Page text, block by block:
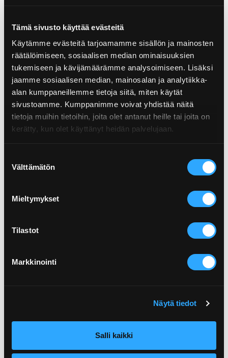
Tämä sivusto käyttää evästeitä
Käytämme evästeitä tarjoamamme sisällön ja mainosten
räätälöimiseen, sosiaalisen median ominaisuuksien
tukemiseen ja kävijämäärämme analysoimiseen. Lisäksi
jaamme sosiaalisen median, mainosalan ja analytiikka-
alan kumppaneillemme tietoja siitä, miten käytät
sivustoamme. Kumppanimme voivat yhdistää näitä
tietoja muihin tietoihin, joita olet antanut heille tai joita on
kerätty, kun olet käyttänyt heidän palvelujaan.
valinta
Välttämätön
Mieltymykset
Tilastot
Markkinointi
Näytä tiedot
Salli kaikki
Neste Hydraulic HLP 100
Neste Hydraulic HLP 100 on teollisuuden hydrauliöljy,
joka on valmistettu korkealaatuisesta
mineraaliperusöljystä. Neste Hydraulic HLP 100:n
lisäaineistus antaa tehokkaan suojan kulumista,
korroosiota, hapettumista ja vaahtoamista vastaan.
Neste Hydraulic HLP 150
Neste Hydraulic HLP 150 on teollisuuden hydrauliöljy,
joka on valmistettu korkealaatuisesta
korroosiota, hapettumista ja vaahtoamista vastaan.